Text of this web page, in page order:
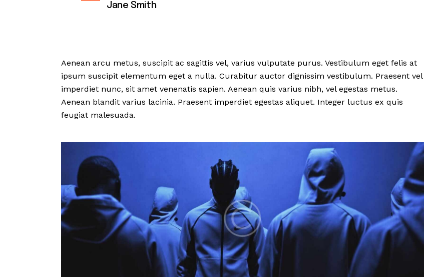
Jane Smith
Aenean arcu metus, suscipit ac sagittis vel, varius vulputate purus. Vestibulum eget felis at
ipsum suscipit elementum eget a nulla. Curabitur auctor dignissim vestibulum. Praesent vel
imperdiet nunc, sit amet venenatis sapien. Aenean quis varius nibh, vel egestas metus.
Aenean blandit varius lacinia. Praesent imperdiet egestas aliquet. Integer luctus ex quis
feugiat malesuada.